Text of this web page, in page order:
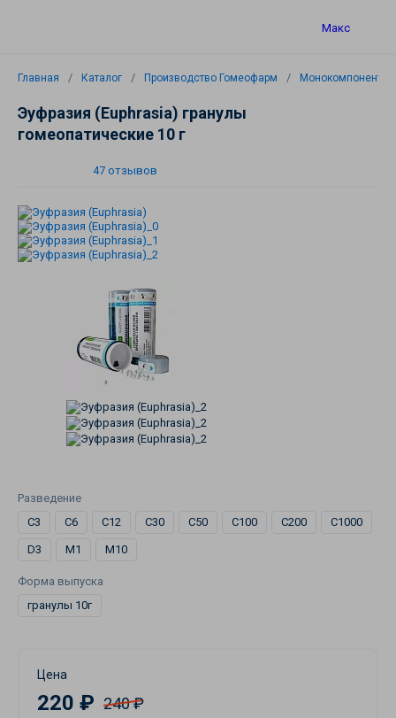
Макс
Главная Каталог Производство Гомеофарм
Эуфразия (Euphrasia) гранулы
гомеопатические 10 г
47 отзывов
Разведение
C3
C6 C12 C30 C50 C100 C200 C1000
D3 M1 M10
Форма выпуска
гранулы 10г
Цена
220 ₽ 240 ₽